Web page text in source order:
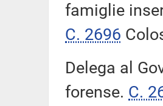
famiglie
C. 2696
Delega al
forense. C.